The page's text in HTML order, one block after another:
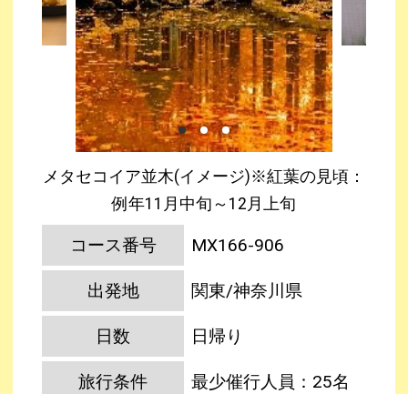
メタセコイア並木(イメージ)※紅葉の見頃：
例年11月中旬～12月上旬
コース番号 MX166-906
出発地 関東/神奈川県
日数 日帰り
旅行条件
最少催行人員：25名